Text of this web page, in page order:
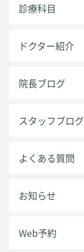
診療科目
ドクター紹介
院長ブログ
スタッフブログ
よくある質問
お知らせ
Web予約